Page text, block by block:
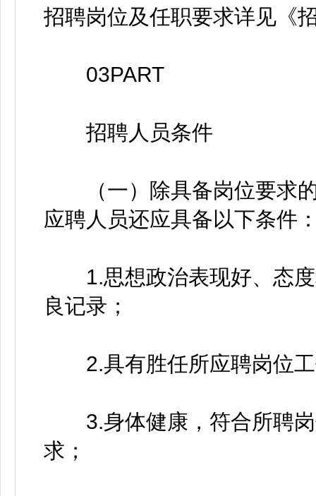
招聘岗位及任职要求详见《
03PART
招聘人员条件
（一）除具备岗位要求的
应聘人员还应具备以下条件
1.思想政治表现好、态度
良记录；
2.具有胜任所应聘岗位工
3.身体健康，符合所聘岗
求；